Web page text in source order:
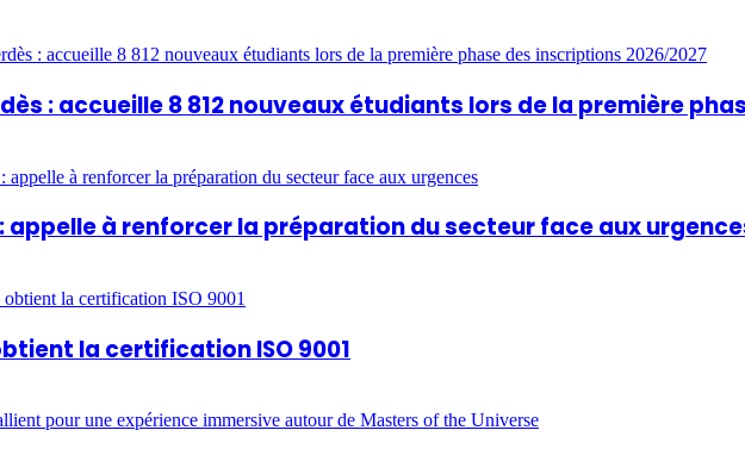
: accueille 8 812 nouveaux étudiants lors de la première
appelle à renforcer la préparation du secteur face aux
la certification ISO 9001